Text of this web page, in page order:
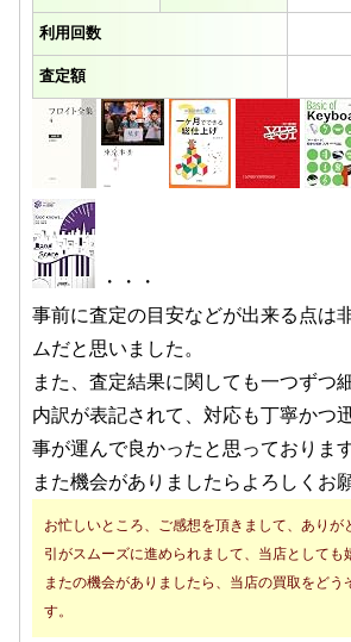
利用回数
査定額
・・・
事前に査定の目安などが出来る点は
ムだと思いました。
また、査定結果に関しても一つずつ
内訳が表記されて、対応も丁寧かつ
事が運んで良かったと思っております
また機会がありましたらよろしくお
お忙しいところ、ご感想を頂きまして、ありが
引がスムーズに進められまして、当店としても
またの機会がありましたら、当店の買取をどう
す。